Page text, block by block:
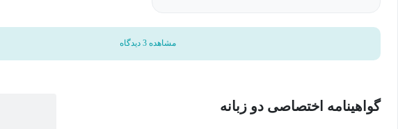
مشاهده 3 دیدگاه
گواهینامه اختصاصی دو زبانه